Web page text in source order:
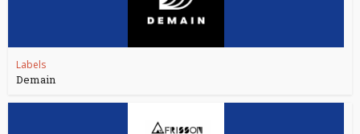
Labels
Demain